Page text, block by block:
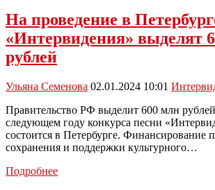
пригласили
страны
и
Америки
На проведение в
«Интервидения» выделят
рублей
Ульяна Семенова 02.01.2024 10:01
Правительство РФ выделит 600 млн
следующем году конкурса песни
состоится в Петербурге. Финансирование
сохранения и поддержки культурного…
ПодробнееНа